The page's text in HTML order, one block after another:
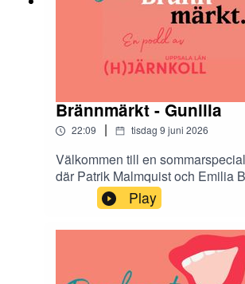
Brännmärkt - Gunilla
22:09 | tisdag 9 juni 2026
Välkommen till en
där Patrik Malmquist och Emilia
de tolv Hjärnkollambassadörer
antologin Brännmärkt.
stigma och den innehåller både
bild. I podcasten får vi höra mer
Play